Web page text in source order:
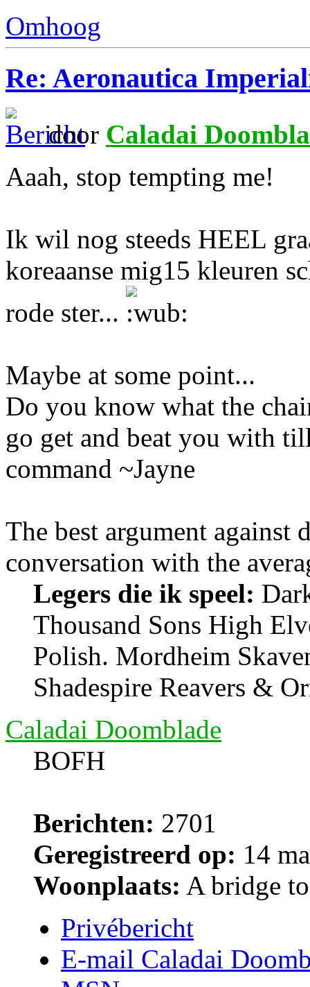
Omhoog
Re: Aeronautica
door Caladai
Aaah, stop tempting me!
Ik wil nog steeds HEEL
koreaanse mig15 kleuren
rode ster...
Maybe at some point...
Do you know what the
go get and beat you with
command ~Jayne
The best argument against
conversation with the
Legers die ik speel:
Thousand Sons High
Polish. Mordheim
Shadespire Reavers &
Caladai Doomblade
BOFH
Berichten: 2701
Geregistreerd op: 14
Woonplaats: A bridge
Privébericht
E-mail Caladai